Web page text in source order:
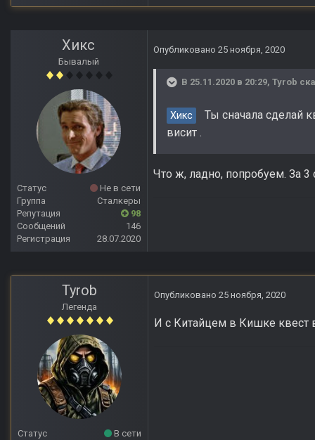
Хикс
Бывалый
Статус
Не в сети
Группа
Сталкеры
Репутация
98
Сообщений
146
Регистрация
28.07.2020
Опубликовано 25 ноября, 2020
В 25.11.2020 в 20:29, Tyrob
Хикс
Ты сначала сделай
висит .
Что ж, ладно, попробуем. За
Tyrob
Легенда
Статус
В сети
Опубликовано 25 ноября, 2020
И с Китайцем в Кишке квест